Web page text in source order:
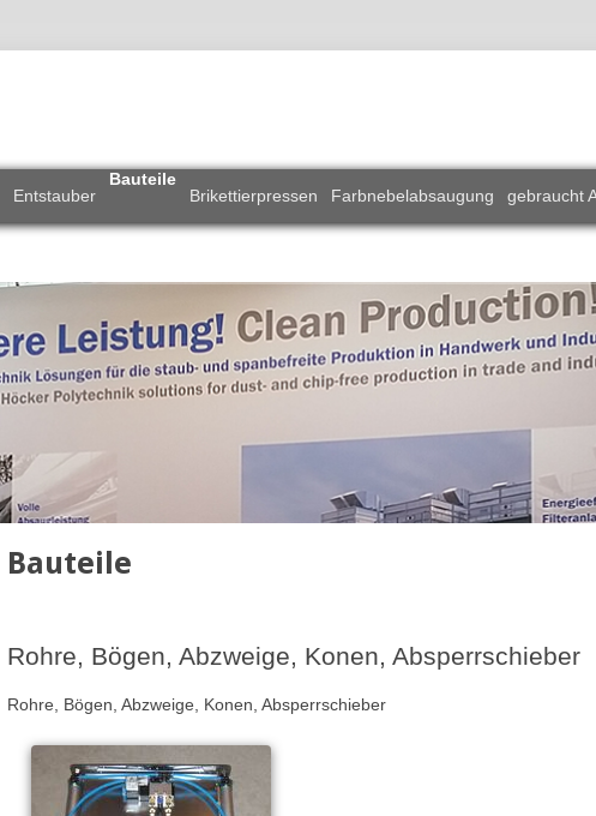
Entstauber
Bauteile
Brikettierpressen
Farbnebelabsaugung gebraucht
Bauteile
Rohre, Bögen, Abzweige, Konen, Absperrschieber
Rohre, Bögen, Abzweige, Konen, Absperrschieber